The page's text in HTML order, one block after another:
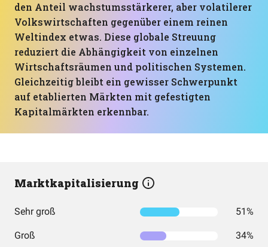
den Anteil wachstumsstärkerer, aber volatilerer
Volkswirtschaften gegenüber einem reinen
Weltindex etwas. Diese globale Streuung
reduziert die Abhängigkeit von einzelnen
Wirtschaftsräumen und politischen Systemen.
Gleichzeitig bleibt ein gewisser Schwerpunkt
auf etablierten Märkten mit gefestigten
Kapitalmärkten erkennbar.
Marktkapitalisierung
Sehr groß 51%
Groß 34%